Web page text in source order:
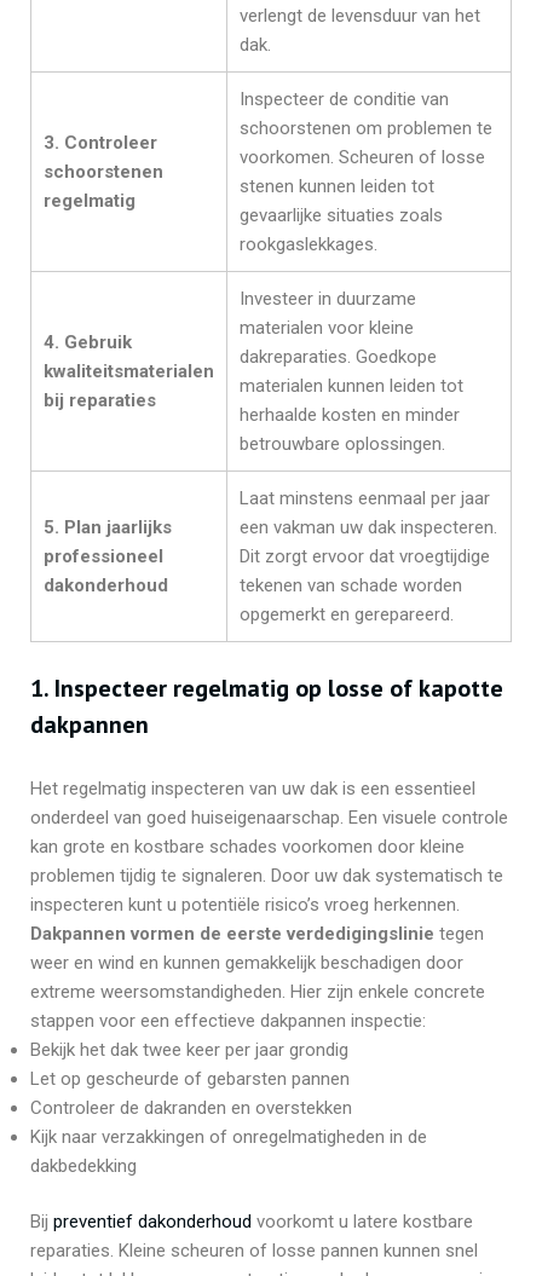
verlengt de levensduur van het
dak.
3. Controleer
schoorstenen
regelmatig
Inspecteer de conditie van
schoorstenen om problemen te
voorkomen. Scheuren of losse
stenen kunnen leiden tot
gevaarlijke situaties zoals
rookgaslekkages.
4. Gebruik
kwaliteitsmaterialen
bij reparaties
Investeer in duurzame
materialen voor kleine
dakreparaties. Goedkope
materialen kunnen leiden tot
herhaalde kosten en minder
betrouwbare oplossingen.
5. Plan jaarlijks
professioneel
dakonderhoud
Laat minstens eenmaal per jaar
een vakman uw dak inspecteren.
Dit zorgt ervoor dat vroegtijdige
tekenen van schade worden
opgemerkt en gerepareerd.
1. Inspecteer regelmatig op losse of kapotte
dakpannen
Het regelmatig inspecteren van uw dak is een essentieel
onderdeel van goed huiseigenaarschap. Een visuele controle
kan grote en kostbare schades voorkomen door kleine
problemen tijdig te signaleren. Door uw dak systematisch te
inspecteren kunt u potentiële risico’s vroeg herkennen.
Dakpannen vormen de eerste verdedigingslinie tegen
weer en wind en kunnen gemakkelijk beschadigen door
extreme weersomstandigheden. Hier zijn enkele concrete
stappen voor een effectieve dakpannen inspectie:
Bekijk het dak twee keer per jaar grondig
Let op gescheurde of gebarsten pannen
Controleer de dakranden en overstekken
Kijk naar verzakkingen of onregelmatigheden in de
dakbedekking
Bij preventief dakonderhoud voorkomt u latere kostbare
reparaties. Kleine scheuren of losse pannen kunnen snel